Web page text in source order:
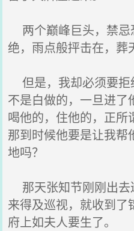
两个巅峰巨头，禁忌
绝，雨点般抨击在，葬
但是，我却必须要拒
不是白做的，一旦进了
喝他的，住他的，正所
那到时候他要是让我
地吗？
那天张知节刚刚出去
来得及巡视，就收到了
府上如夫人要生了。